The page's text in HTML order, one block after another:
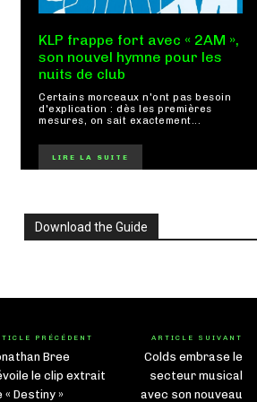
KLP frappe fort avec « 2AM »,
son nouvel hymne pour les
nuits de club
Certains morceaux n'ont pas besoin
d'explication : dès les premières
mesures, on sait exactement...
LIRE LA SUITE
Download the Guide
PRÉCÉDENT
Bree
le clip extrait
« Destiny »
ARTICLE SUIVANT
Colds embrase le
secteur musical
avec son nouveau